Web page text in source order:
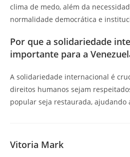
clima de medo, além da
normalidade democrática e
Por que a solidariedade
importante para a
A solidariedade internacional é
direitos humanos sejam
popular seja restaurada, ajudando
Vitoria Mark